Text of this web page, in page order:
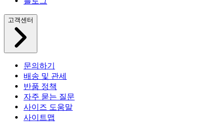
고객센터
문의하기
배송 및 관세
반품 정책
자주 묻는 질문
사이즈 도움말
사이트맵